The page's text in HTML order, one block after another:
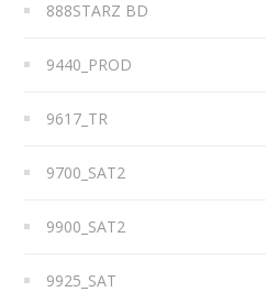
888STARZ BD
9440_PROD
9617_TR
9700_SAT2
9900_SAT2
9925_SAT